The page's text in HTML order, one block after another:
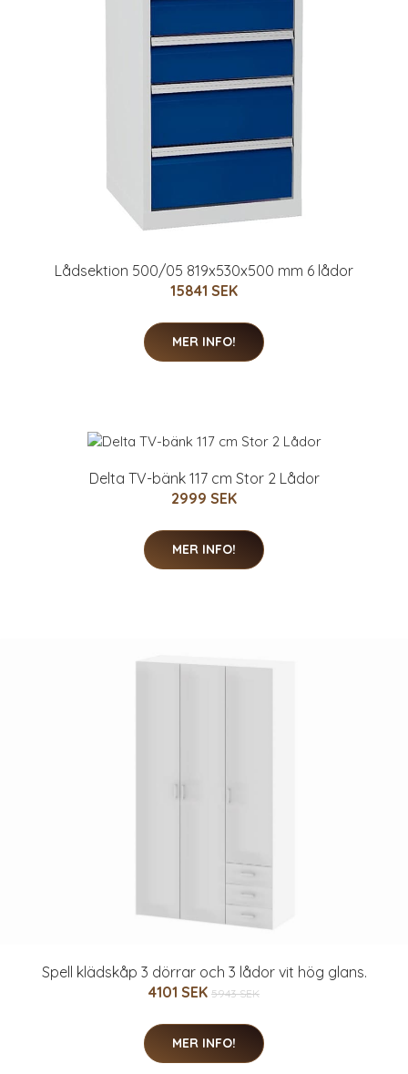
Lådsektion 500/05 819x530x500 mm 6 lådor
15841 SEK
MER INFO!
Delta TV-bänk 117 cm Stor 2 Lådor
2999 SEK
MER INFO!
Spell klädskåp 3 dörrar och 3 lådor vit hög glans.
4101 SEK 5943 SEK
MER INFO!